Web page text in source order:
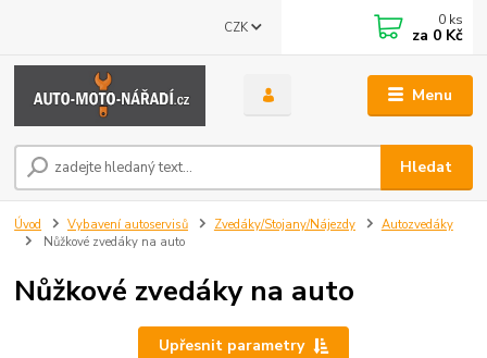
Menu
CZK
Hledat
0 ks
za 0 Kč
Úvod Vybavení autoservisů Zvedáky/Stojany/Nájezdy
Autozvedáky
Nůžkové zvedáky na auto
Nůžkové zvedáky na auto
Upřesnit parametry